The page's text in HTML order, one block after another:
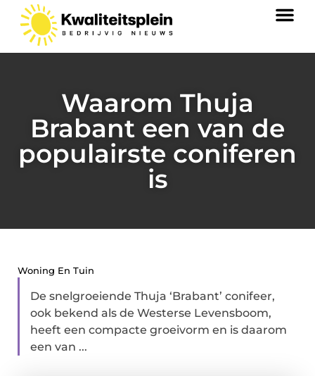
Waarom Thuja
Brabant een van de
populairste coniferen
is
Woning En Tuin
De snelgroeiende Thuja ‘Brabant’ conifeer,
ook bekend als de Westerse Levensboom,
heeft een compacte groeivorm en is daarom
een van ...